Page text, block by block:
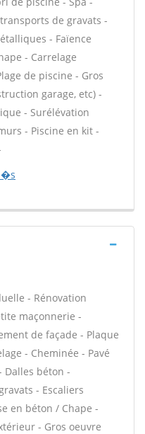
de gravats -
- Faïence
- Carrelage
de piscine - Gros
garage, etc) -
- Surélévation
- Piscine en kit -
- Rénovation
maçonnerie -
de façade - Plaque
- Cheminée - Pavé
béton -
- Escaliers
en béton / Chape -
- Gros oeuvre